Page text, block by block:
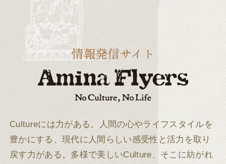
Cultureには力がある。
人間の心やライフスタイルを
豊かにする、現代に人間らしい感受性と活力を取り
戻す力がある。 多様で美しいCulture、そこに紡がれ